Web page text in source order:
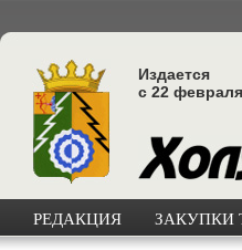
Издается
с 22
РЕДАКЦИЯ ЗАКУПКИ